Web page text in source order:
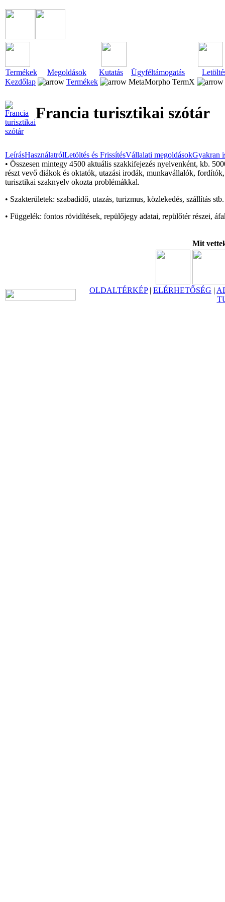
Termékek Megoldások Kutatás Ügyféltámogatás
Kezdőlap
Termékek MetaMorpho TermX
Francia turisztikai szótár
LeírásHasználatrólLetöltés és FrissítésVállalati megoldásokGyakran
• Összesen mintegy 4500 aktuális szakkifejezés nyelvenként, kb.
részt vevő diákok és oktatók, utazási irodák, munkavállalók,
turisztikai szaknyelv okozta problémákkal.
• Szakterületek: szabadidő, utazás, turizmus, közlekedés, szállítás stb.
• Függelék: fontos rövidítések, repülőjegy adatai, repülőtér részei,
Mit
OLDALTÉRKÉP| ELÉRHETŐSÉG |